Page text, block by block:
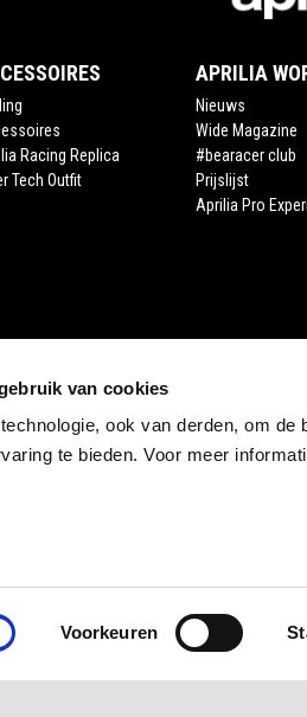
van cookies
ook van derden, om
te bieden. Voor meer
Voorkeuren
Racing Replica
Tech Outfit
APRILIA
Nieuws
Wide Magazine
#bearacer club
Prijslijst
Aprilia Pro